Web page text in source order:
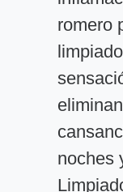
romero
noches